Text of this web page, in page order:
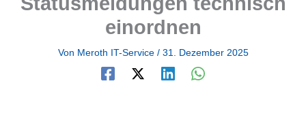
einordnen
Von Meroth IT-Service / 31. Dezember 2025